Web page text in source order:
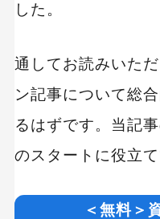
した。
通してお読みいた
ン記事について総
るはずです。当記
のスタートに役立
＜無料＞